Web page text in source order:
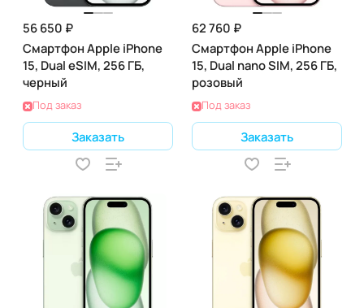
56 650 ₽
Смартфон Apple iPhone
15, Dual eSIM, 256 ГБ,
черный
Под заказ
Заказать
62 760 ₽
Смартфон Apple iPhone
15, Dual nano SIM, 256 ГБ,
розовый
Под заказ
Заказать